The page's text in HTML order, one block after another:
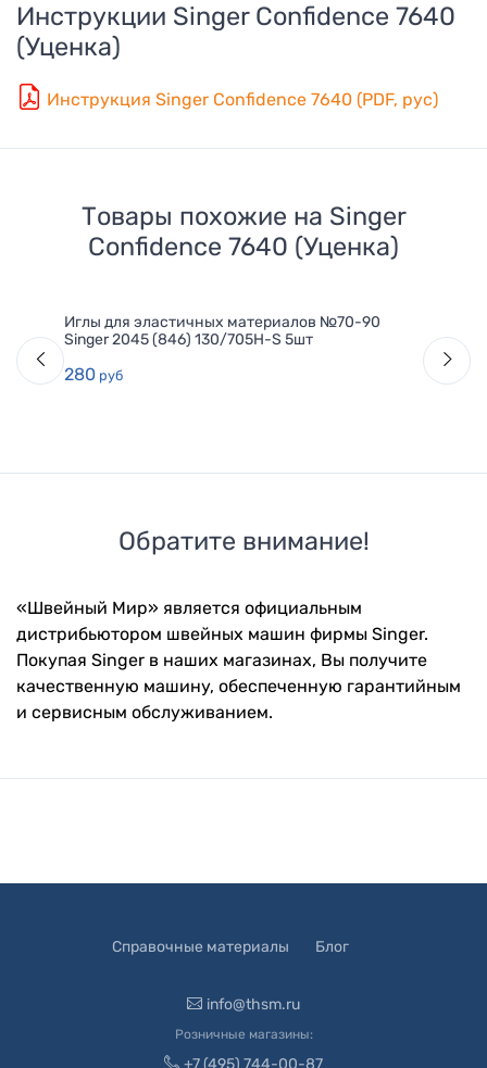
Инструкции Singer Confidence 7640
(Уценка)
Инструкция Singer Сonfidence 7640 (PDF, рус)
Товары похожие на Singer
Confidence 7640 (Уценка)
Иглы для эластичных материалов №70-90
Singer 2045 (846) 130/705H-S 5шт
280 руб
Обратите внимание!
«Швейный Мир» является официальным
дистрибьютором швейных машин фирмы Singer.
Покупая Singer в наших магазинах, Вы получите
качественную машину, обеспеченную гарантийным
и сервисным обслуживанием.
Справочные материалы Блог
info@thsm.ru
Розничные магазины: